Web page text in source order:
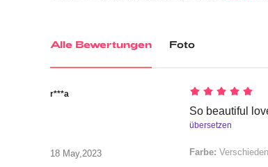
Alle Bewertungen Foto
r***a
18 May,2023
So beautiful
übersetzen
Farbe: